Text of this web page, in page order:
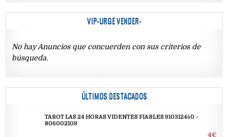
VIP-URGE VENDER-
No hay Anuncios que concuerden con sus criterios de
búsqueda.
ÚLTIMOS DESTACADOS
TAROT LAS 24 HORAS VIDENTES FIABLES 910312450 –
806002109
4€